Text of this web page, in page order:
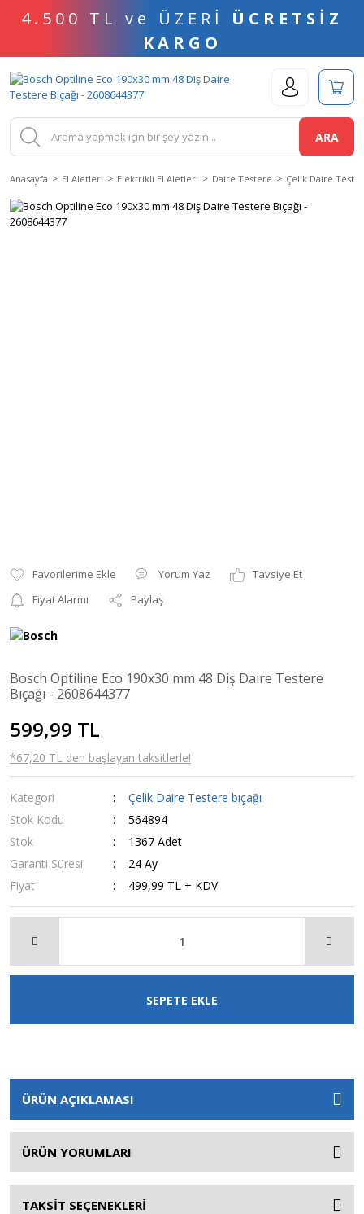
4.500 TL ve ÜZERİ ÜCRETSİZ
KARGO
ARA
Anasayfa El Aletleri Elektrikli El Aletleri Daire Testere Çelik Daire
Yorum Yaz
Tavsiye Et
Fiyat Alarmı
Paylaş
Bosch Optiline Eco 190x30 mm 48 Diş Daire Testere
Bıçağı - 2608644377
599,99 TL
*67,20 TL den başlayan taksitlerle!
Kategori
Çelik Daire Testere bıçağı
Stok Kodu
564894
Stok
1367 Adet
Garanti Süresi
24 Ay
Fiyat
499,99 TL + KDV
SEPETE EKLE
ÜRÜN AÇIKLAMASI
ÜRÜN YORUMLARI
TAKSİT SEÇENEKLERİ